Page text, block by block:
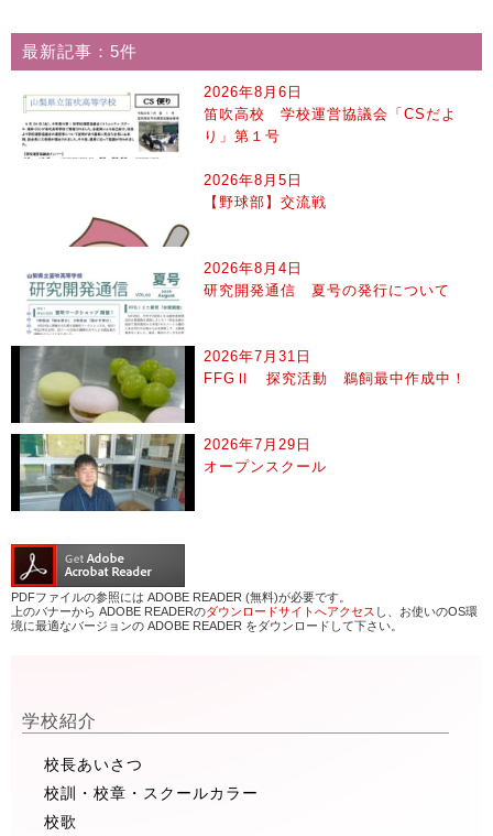
最新記事：5件
2026年8月6日
笛吹高校 学校運営協議会「CSだよ
り」第１号
2026年8月5日
【野球部】交流戦
2026年8月4日
研究開発通信 夏号の発行について
2026年7月31日
FFGⅡ 探究活動 鵜飼最中作成中！
2026年7月29日
オープンスクール
PDFファイルの参照には ADOBE READER (無料)が必要です。
上のバナーから ADOBE READERのダウンロードサイトへアクセス し、お使いのOS環
境に最適なバージョンの ADOBE READER をダウンロードして下さい。
学校紹介
校長あいさつ
校訓・校章・スクールカラー
校歌